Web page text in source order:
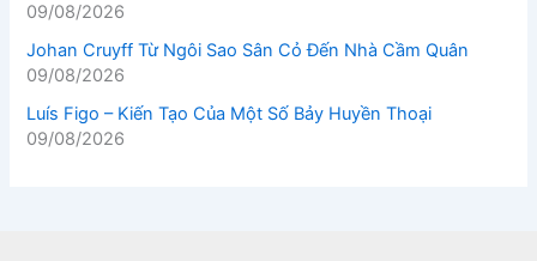
09/08/2026
Johan Cruyff Từ Ngôi Sao Sân Cỏ Đến Nhà Cầm Quân
09/08/2026
Luís Figo – Kiến Tạo Của Một Số Bảy Huyền Thoại
09/08/2026